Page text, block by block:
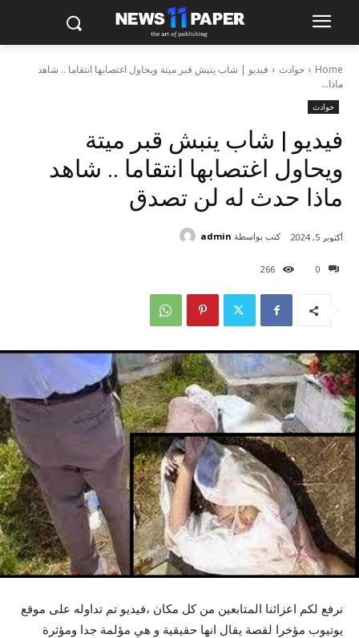
Home حوادث
فيديو | شاب ينبش قبر ميتة ويحاول اغتصابها انتقاما .. شاهد
ماذا...
حوادث
فيديو | شاب ينبش قبر ميتة
ويحاول اغتصابها انتقاما .. شاهد
ماذا حدث له لن تصدق
0
266
أكتوبر 5, 2024 كتب بواسطة admin
نرفع لكم اعزائنا المتابعين من كل مكان ،فيديو تم تداوله على موقع
يوتيوب مؤخرا لقصة يقال انها حقيقية و هي مؤلمة جدا ومؤثرة